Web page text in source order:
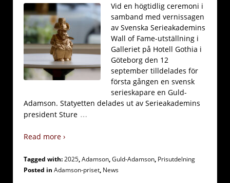
Vid en högtidlig ceremoni i
samband med vernissagen
av Svenska Serieakademins
Wall of Fame-utställning i
Galleriet på Hotell Gothia i
Göteborg den 12
september tilldelades för
första gången en svensk
serieskapare en Guld-
Adamson. Statyetten delades ut av Serieakademins
president Sture …
Read more ›
Tagged with:2025,Adamson,Guld-Adamson, Prisutdelning
Posted in Adamson-priset, News